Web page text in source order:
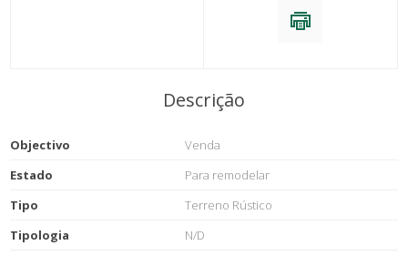
Descrição
Objectivo
Venda
Estado
Para remodelar
Tipo
Terreno Rústico
Tipologia
N/D